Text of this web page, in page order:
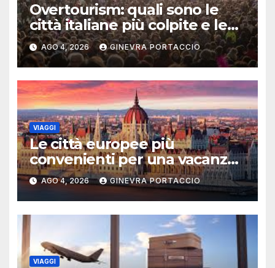
Overtourism: quali sono le
città italiane più colpite e le
alternative da scegliere
AGO 4, 2026 GINEVRA PORTACCIO
VIAGGI
Le città europee più
convenienti per una vacanza
estiva
AGO 4, 2026 GINEVRA PORTACCIO
VIAGGI